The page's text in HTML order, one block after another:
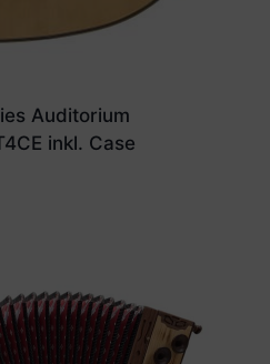
Auditorium
inkl. Case